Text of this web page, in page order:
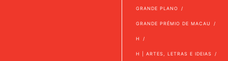
GRANDE PLANO
GRANDE PRÉMIO DE MACAU
H
H | ARTES, LETRAS E IDEIAS